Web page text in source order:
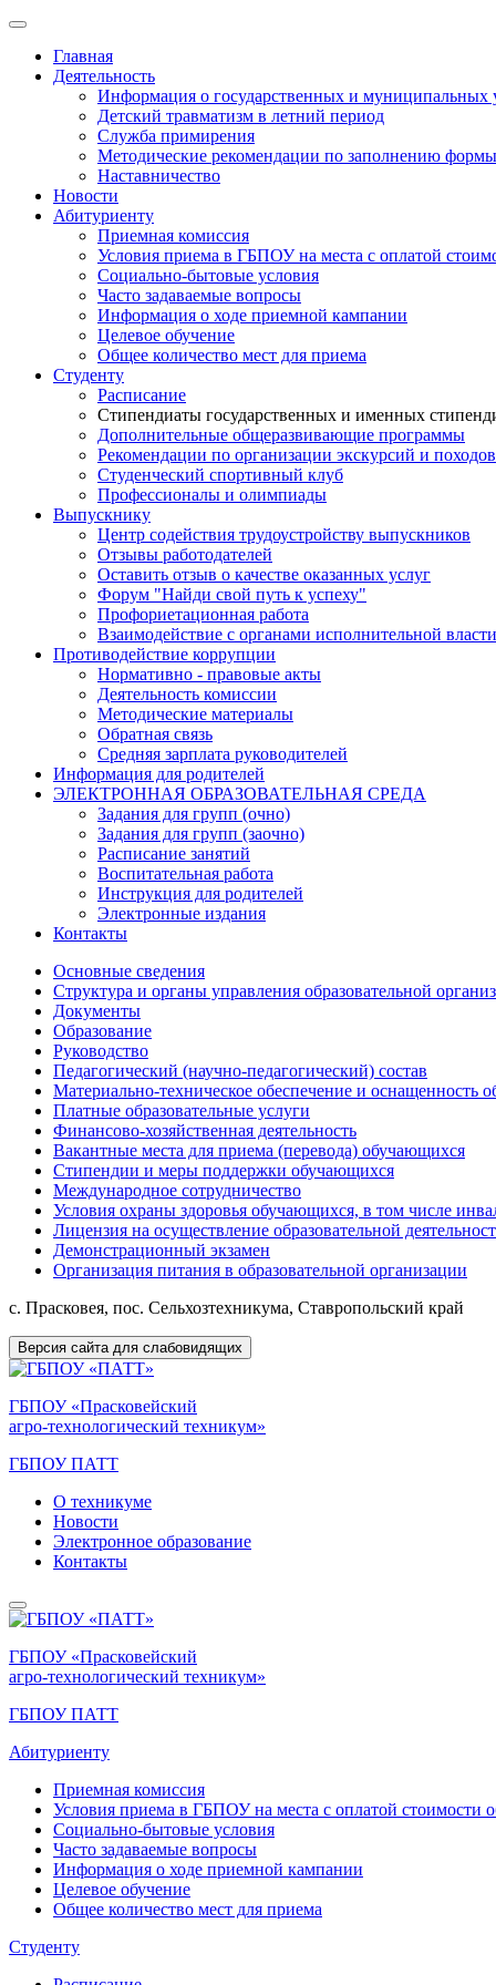
Главная
Деятельность
Информация о государственных и муниципальных
Детский травматизм в летний период
Служба примирения
Методические рекомендации по заполнению
Наставничество
Новости
Абитуриенту
Приемная комиссия
Условия приема в ГБПОУ на места с оплатой
Социально-бытовые условия
Часто задаваемые вопросы
Информация о ходе приемной кампании
Целевое обучение
Общее количество мест для приема
Студенту
Расписание
Стипендиаты государственных и именных
Дополнительные общеразвивающие программы
Рекомендации по организации экскурсий и походов
Студенческий спортивный клуб
Профессионалы и олимпиады
Выпускнику
Центр содействия трудоустройству выпускников
Отзывы работодателей
Оставить отзыв о качестве оказанных услуг
Форум "Найди свой путь к успеху"
Профориетационная работа
Взаимодействие с органами исполнительной власти
Противодействие коррупции
Нормативно - правовые акты
Деятельность комиссии
Методические материалы
Обратная связь
Средняя зарплата руководителей
Информация для родителей
ЭЛЕКТРОННАЯ ОБРАЗОВАТЕЛЬНАЯ СРЕДА
Задания для групп (очно)
Задания для групп (заочно)
Расписание занятий
Воспитательная работа
Инструкция для родителей
Электронные издания
Контакты
Основные сведения
Структура и органы управления образовательной
Документы
Образование
Руководство
Педагогический (научно-педагогический) состав
Материально-техническое обеспечение и оснащенность
Платные образовательные услуги
Финансово-хозяйственная деятельность
Вакантные места для приема (перевода) обучающихся
Стипендии и меры поддержки обучающихся
Международное сотрудничество
Условия охраны здоровья обучающихся, в том числе
Лицензия на осуществление образовательной
Демонстрационный экзамен
Организация питания в образовательной организации
с. Прасковея, пос. Сельхозтехникума, Ставропольский край
Версия сайта для слабовидящих
ГБПОУ «Прасковейский
агро-технологический техникум»
ГБПОУ ПАТТ
О техникуме
Новости
Электронное образование
Контакты
ГБПОУ «Прасковейский
агро-технологический техникум»
ГБПОУ ПАТТ
Абитуриенту
Приемная комиссия
Условия приема в ГБПОУ на места с оплатой стоимости
Социально-бытовые условия
Часто задаваемые вопросы
Информация о ходе приемной кампании
Целевое обучение
Общее количество мест для приема
Студенту